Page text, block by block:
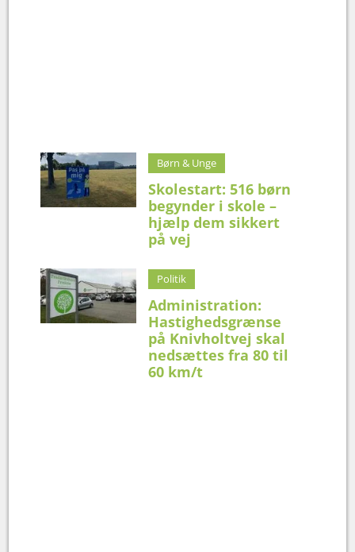
Børn & Unge
Skolestart: 516 børn
begynder i skole –
hjælp dem sikkert
på vej
Politik
Administration:
Hastighedsgrænse
på Knivholtvej skal
nedsættes fra 80 til
60 km/t